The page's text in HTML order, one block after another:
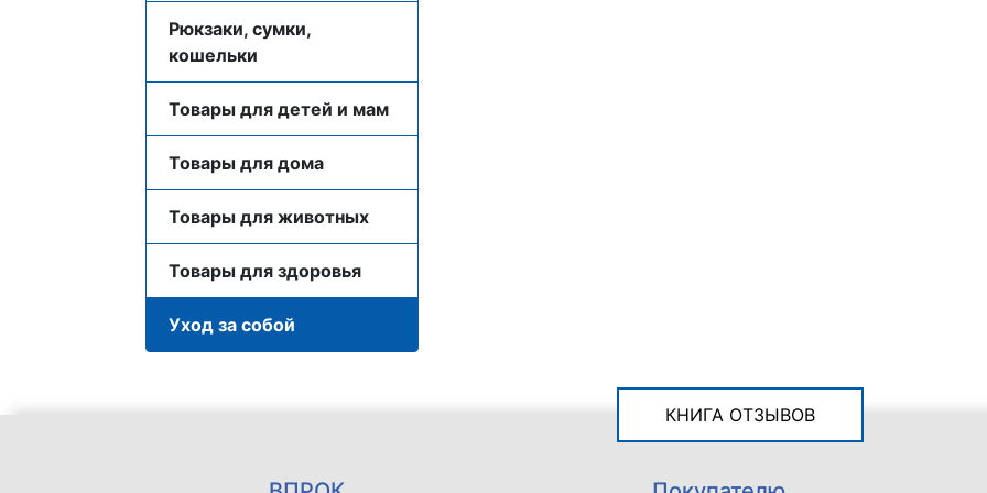
Рюкзаки, сумки,
кошельки
Товары для детей и мам
Товары для дома
Товары для животных
Товары для здоровья
Уход за собой
КНИГА ОТЗЫВОВ